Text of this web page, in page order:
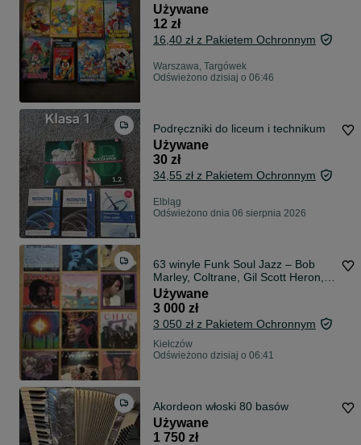
Używane
12 zł
16,40 zł z Pakietem Ochronnym
Warszawa, Targówek
Odświeżono dzisiaj o 06:46
Podręczniki do liceum i technikum
Używane
30 zł
34,55 zł z Pakietem Ochronnym
Elbląg
Odświeżono dnia 06 sierpnia 2026
63 winyle Funk Soul Jazz – Bob
Marley, Coltrane, Gil Scott Heron,
Curtis Mayfield, Cymande, Chic
Używane
3 000 zł
3 050 zł z Pakietem Ochronnym
Kiełczów
Odświeżono dzisiaj o 06:41
Akordeon włoski 80 basów
Używane
1 750 zł